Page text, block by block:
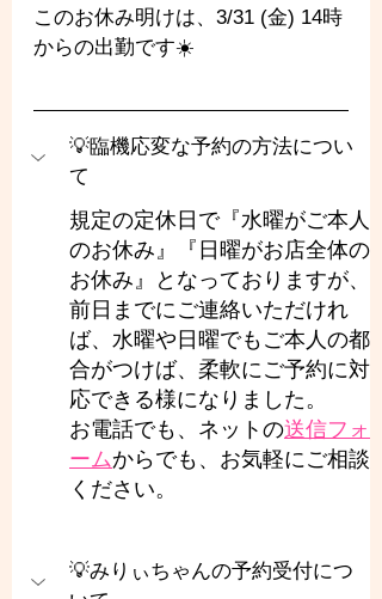
このお休み明けは、3/31 (金) 14時
からの出勤です☀️
💡臨機応変な予約の方法につい
て
規定の定休日で『水曜がご本人
のお休み』『日曜がお店全体の
お休み』となっておりますが、
前日までにご連絡いただけれ
ば、水曜や日曜でもご本人の都
合がつけば、柔軟にご予約に対
応できる様になりました。
お電話でも、ネットの送信フォ
ームからでも、お気軽にご相談
ください。
💡みりぃちゃんの予約受付につ